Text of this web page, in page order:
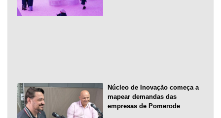
Núcleo de Inovação começa a
mapear demandas das
empresas de Pomerode